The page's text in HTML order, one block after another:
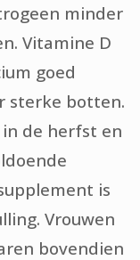
minder
Vitamine D
goed
sterke botten.
de herfst en
is
Vrouwen
bovendien